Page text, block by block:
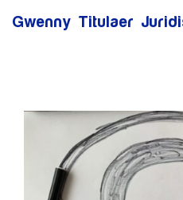
naarGwenny Titulaer